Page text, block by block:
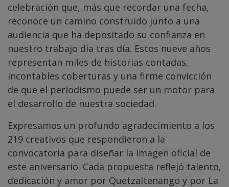
celebración que, más que recordar una fecha,
reconoce un camino construido junto a una
audiencia que ha depositado su confianza en
nuestro trabajo día tras día. Estos nueve años
representan miles de historias contadas,
incontables coberturas y una firme convicción
de que el periodismo puede ser un motor para
el desarrollo de nuestra sociedad.
Expresamos un profundo agradecimiento a los
219 creativos que respondieron a la
convocatoria para diseñar la imagen oficial de
este aniversario. Cada propuesta reflejó talento,
dedicación y amor por Quetzaltenango y por La